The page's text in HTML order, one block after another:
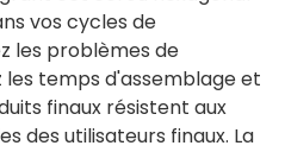
vos cycles de
les problèmes de
temps d'assemblage et
finaux résistent aux
des utilisateurs finaux. La